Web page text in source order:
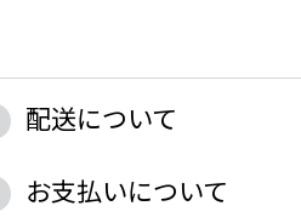
配送について
お支払いについて